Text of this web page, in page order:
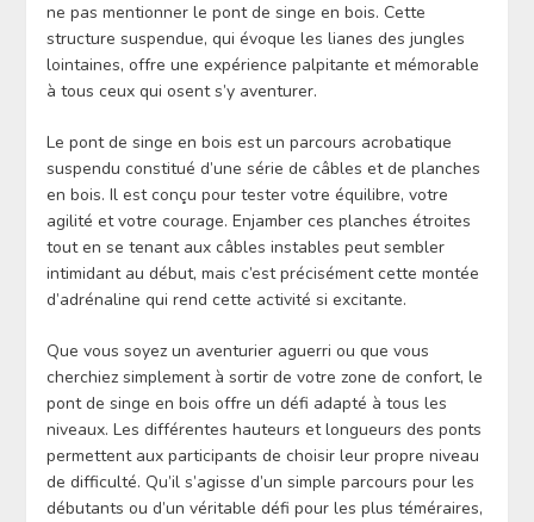
ne pas mentionner le pont de singe en bois. Cette
structure suspendue, qui évoque les lianes des jungles
lointaines, offre une expérience palpitante et mémorable
à tous ceux qui osent s’y aventurer.
Le pont de singe en bois est un parcours acrobatique
suspendu constitué d’une série de câbles et de planches
en bois. Il est conçu pour tester votre équilibre, votre
agilité et votre courage. Enjamber ces planches étroites
tout en se tenant aux câbles instables peut sembler
intimidant au début, mais c’est précisément cette montée
d’adrénaline qui rend cette activité si excitante.
Que vous soyez un aventurier aguerri ou que vous
cherchiez simplement à sortir de votre zone de confort, le
pont de singe en bois offre un défi adapté à tous les
niveaux. Les différentes hauteurs et longueurs des ponts
permettent aux participants de choisir leur propre niveau
de difficulté. Qu’il s’agisse d’un simple parcours pour les
débutants ou d’un véritable défi pour les plus téméraires,